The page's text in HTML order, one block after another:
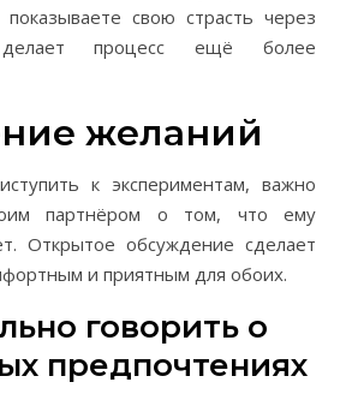
свою страсть через
процесс ещё более
желаний
к экспериментам, важно
партнёром о том, что ему
Открытое обсуждение сделает
и приятным для обоих.
говорить о
предпочтениях